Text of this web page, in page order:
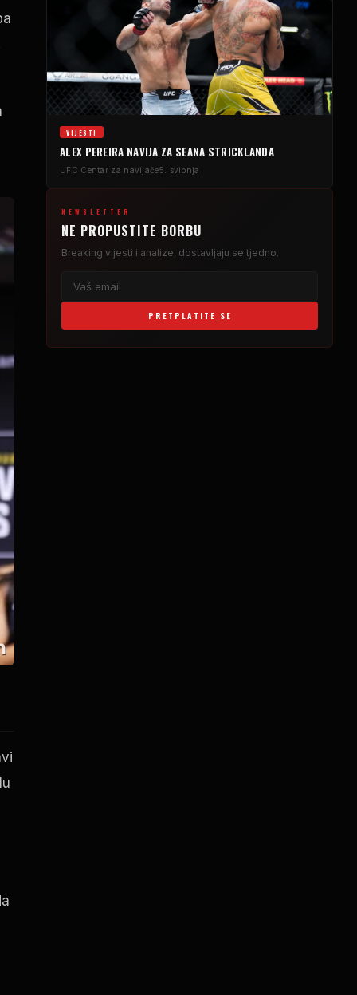
VIJESTI
ALEX PEREIRA NAVIJA ZA SEANA STRICKLANDA
UFC Centar za navijače5. svibnja
NEWSLETTER
NE PROPUSTITE BORBU
Breaking vijesti i analize, dostavljaju se tjedno.
PRETPLATITE SE